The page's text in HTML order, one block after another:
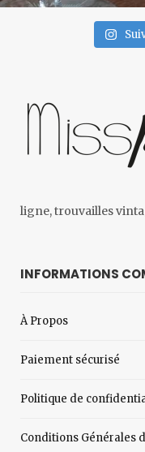
ligne, trouvailles
INFORMATIONS
À Propos
Paiement sécurisé
Politique de
Conditions Générales